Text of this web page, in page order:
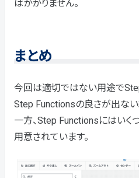
はかかりません。
まとめ
今回は適切ではない用途で
Step Functionsの良さが出ない
一方、Step Functionsにはいく
用意されています。